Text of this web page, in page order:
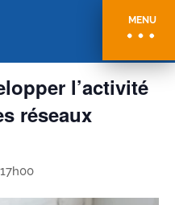
MENU
l’activité
réseaux